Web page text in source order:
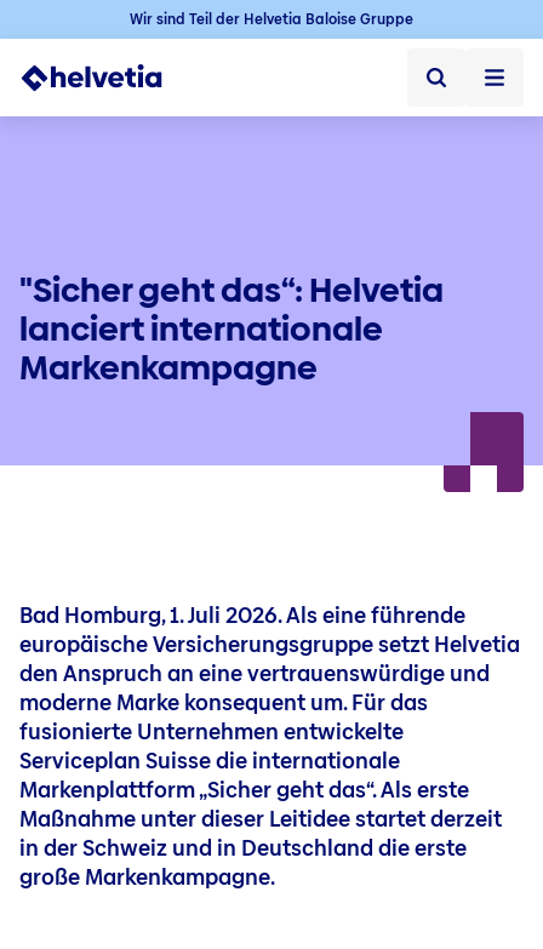
Wir sind Teil der Helvetia Baloise Gruppe
Unternehmen
Kontakt & Service
"Sicher geht das“: Helvetia
lanciert internationale
Markenkampagne
Bad Homburg, 1. Juli 2026. Als eine führende
europäische Versicherungsgruppe setzt Helvetia
den Anspruch an eine vertrauenswürdige und
moderne Marke konsequent um. Für das
fusionierte Unternehmen entwickelte
Serviceplan Suisse die internationale
Markenplattform „Sicher geht das“. Als erste
Maßnahme unter dieser Leitidee startet derzeit
in der Schweiz und in Deutschland die erste
große Markenkampagne.